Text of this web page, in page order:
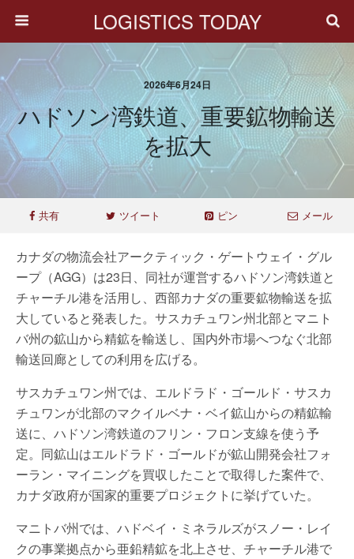
LOGISTICS TODAY
2026年6月24日
ハドソン湾鉄道、重要鉱物輸送
を拡大
共有 ツイート ピン メール
カナダの物流会社アークティック・ゲートウェイ・グル
ープ（AGG）は23日、同社が運営するハドソン湾鉄道と
チャーチル港を活用し、西部カナダの重要鉱物輸送を拡
大していると発表した。サスカチュワン州北部とマニト
バ州の鉱山から精鉱を輸送し、国内外市場へつなぐ北部
輸送回廊としての利用を広げる。
サスカチュワン州では、エルドラド・ゴールド・サスカ
チュワンが北部のマクイルベナ・ベイ鉱山からの精鉱輸
送に、ハドソン湾鉄道のフリン・フロン支線を使う予
定。同鉱山はエルドラド・ゴールドが鉱山開発会社フォ
ーラン・マイニングを買収したことで取得した案件で、
カナダ政府が国家的重要プロジェクトに挙げていた。
マニトバ州では、ハドベイ・ミネラルズがスノー・レイ
クの事業拠点から亜鉛精鉱を北上させ、チャーチル港で